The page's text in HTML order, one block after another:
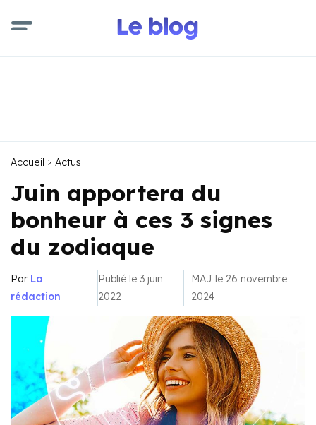
Accueil Actus
Juin apportera du
bonheur à ces 3 signes
du zodiaque
Par La
rédaction
Publié le 3 juin
2022
MAJ le 26 novembre
2024